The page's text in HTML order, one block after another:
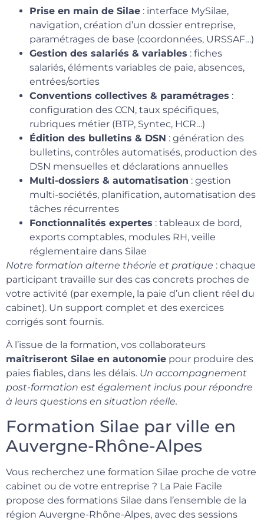
Prise en main de Silae : interface MySilae,
navigation, création d’un dossier entreprise,
paramétrages de base (coordonnées, URSSAF…)
Gestion des salariés & variables : fiches
salariés, éléments variables de paie, absences,
entrées/sorties
Conventions collectives & paramétrages :
configuration des CCN, taux spécifiques,
rubriques métier (BTP, Syntec, HCR…)
Édition des bulletins & DSN : génération des
bulletins, contrôles automatisés, production des
DSN mensuelles et déclarations annuelles
Multi-dossiers & automatisation : gestion
multi-sociétés, planification, automatisation des
tâches récurrentes
Fonctionnalités expertes : tableaux de bord,
exports comptables, modules RH, veille
réglementaire dans Silae
Notre formation alterne théorie et pratique : chaque
participant travaille sur des cas concrets proches de
votre activité (par exemple, la paie d’un client réel du
cabinet). Un support complet et des exercices
corrigés sont fournis.
À l’issue de la formation, vos collaborateurs
maîtriseront Silae en autonomie pour produire des
paies fiables, dans les délais. Un accompagnement
post-formation est également inclus pour répondre
à leurs questions en situation réelle.
Formation Silae par ville en
Auvergne-Rhône-Alpes
Vous recherchez une formation Silae proche de votre
cabinet ou de votre entreprise ? La Paie Facile
propose des formations Silae dans l’ensemble de la
région Auvergne-Rhône-Alpes, avec des sessions